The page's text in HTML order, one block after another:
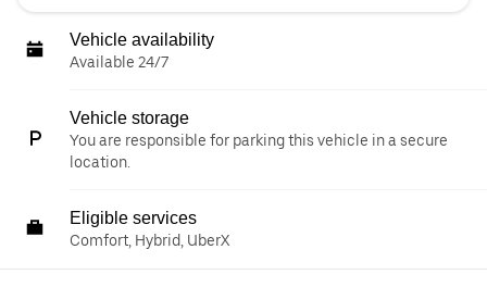
Vehicle availability
Available 24/7
Vehicle storage
You are responsible for parking this vehicle in a secure
location.
Eligible services
Comfort, Hybrid, UberX